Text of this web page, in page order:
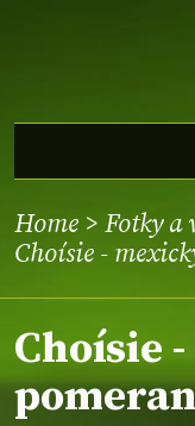
Home > Fotky a
Choísie -
Choísie